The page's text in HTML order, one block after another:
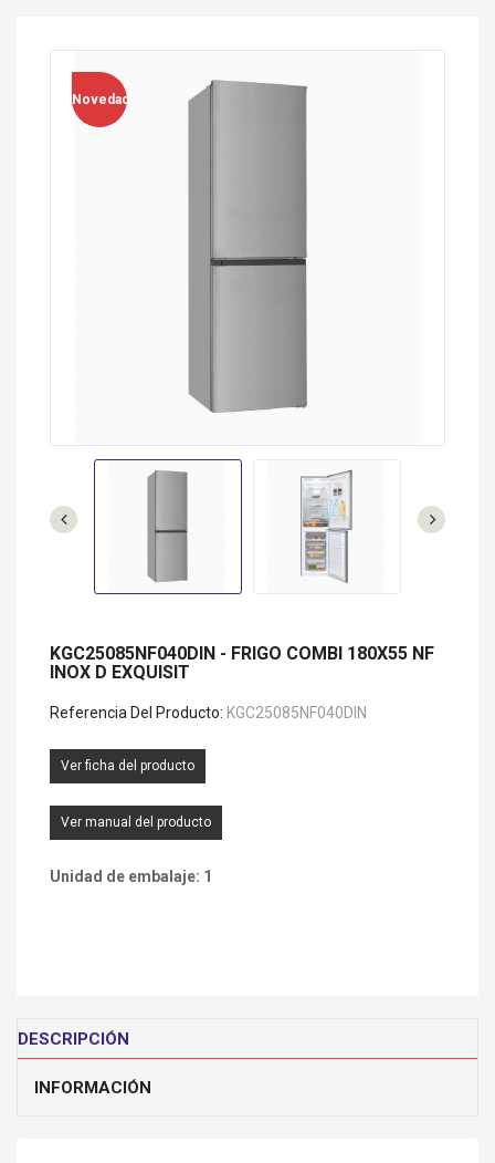
Novedad
KGC25085NF040DIN - FRIGO COMBI 180X55 NF
INOX D EXQUISIT
Referencia Del Producto: KGC25085NF040DIN
Ver ficha del producto
Ver manual del producto
Unidad de embalaje: 1
DESCRIPCIÓN
INFORMACIÓN